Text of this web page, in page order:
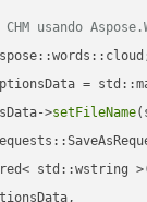
usando
=
>setFileName
std::wstring